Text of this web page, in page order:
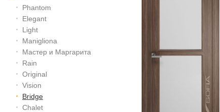
Phantom
Elegant
Light
Manigliona
Мастер и Маргарита
Rain
Original
Vision
Bridge
Chalet